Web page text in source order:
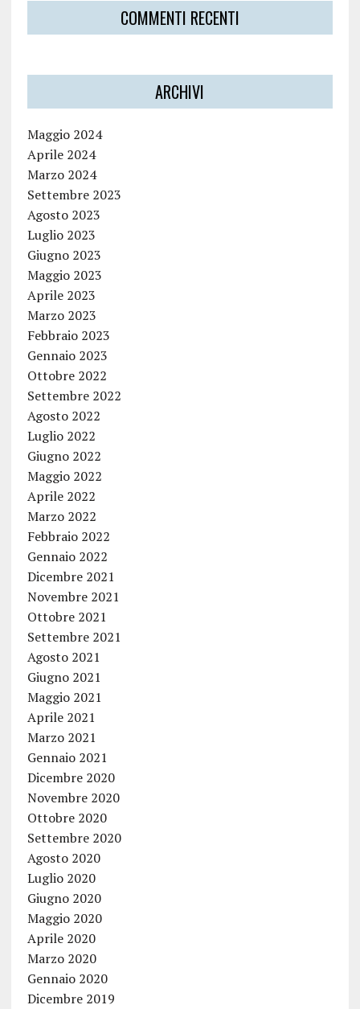
COMMENTI RECENTI
ARCHIVI
Maggio 2024
Aprile 2024
Marzo 2024
Settembre 2023
Agosto 2023
Luglio 2023
Giugno 2023
Maggio 2023
Aprile 2023
Marzo 2023
Febbraio 2023
Gennaio 2023
Ottobre 2022
Settembre 2022
Agosto 2022
Luglio 2022
Giugno 2022
Maggio 2022
Aprile 2022
Marzo 2022
Febbraio 2022
Gennaio 2022
Dicembre 2021
Novembre 2021
Ottobre 2021
Settembre 2021
Agosto 2021
Giugno 2021
Maggio 2021
Aprile 2021
Marzo 2021
Gennaio 2021
Dicembre 2020
Novembre 2020
Ottobre 2020
Settembre 2020
Agosto 2020
Luglio 2020
Giugno 2020
Maggio 2020
Aprile 2020
Marzo 2020
Gennaio 2020
Dicembre 2019